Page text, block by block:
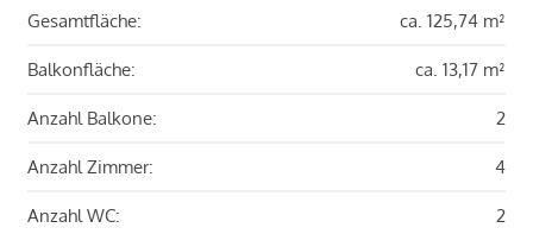
Gesamtfläche: ca. 125,74 m²
Balkonfläche: ca. 13,17 m²
Anzahl Balkone: 2
Anzahl Zimmer: 4
Anzahl WC: 2